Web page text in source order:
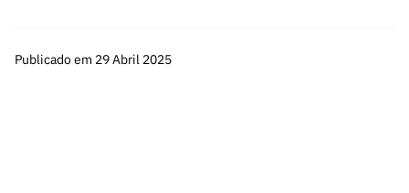
Publicado em 29 Abril 2025